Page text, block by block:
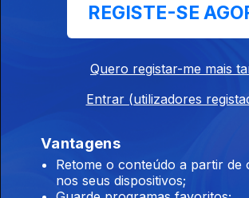
vindos de Itália
20h Dúvidas sobre lei do asilo
Constitucional
REGISTE-SE
Quero registar-me mais
Entrar (utilizadores
Vantagens
Retome o conteúdo a partir de
nos seus dispositivos;